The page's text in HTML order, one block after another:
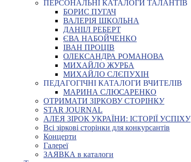
ПЕРСОНАЛЬНІ КАТАЛОГИ ТАЛАНТІВ
БОРИС ПУГАЧ
ВАЛЕРІЯ ШКОЛЬНА
ДАНІІЛ РЕБЕРТ
ЄВА НАБОЙЧЕНКО
ІВАН ПРОЦІВ
ОЛЕКСАНДРА РОМАНОВА
МИХАЙЛО ЖУРБА
МИХАЙЛО СЛЄПУХІН
ПЕДАГОГІЧНІ КАТАЛОГИ ВЧИТЕЛІВ
МАРИНА СЛЮСАРЕНКО
ОТРИМАТИ ЗІРКОВУ СТОРІНКУ
STAR JOURNAL
АЛЕЯ ЗІРОК УКРАЇНИ: ІСТОРІЇ УСПІХУ
Всі зіркові сторінки для конкурсантів
Концерти
Галереї
ЗАЯВКА в каталоги